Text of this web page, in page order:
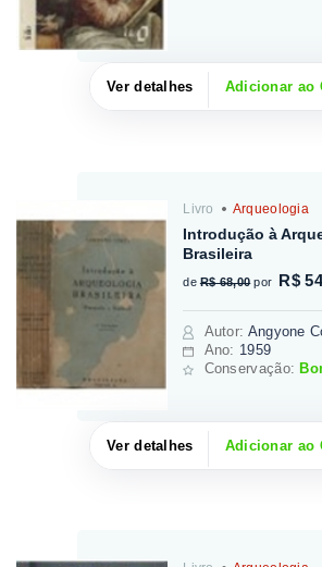
Ver detalhes Adicionar ao
Livro Arqueologia
Introdução à
Brasileira
de R$ 68,00 por R$
Autor: Angyone
Ano: 1959
Conservação:
Ver detalhes Adicionar ao